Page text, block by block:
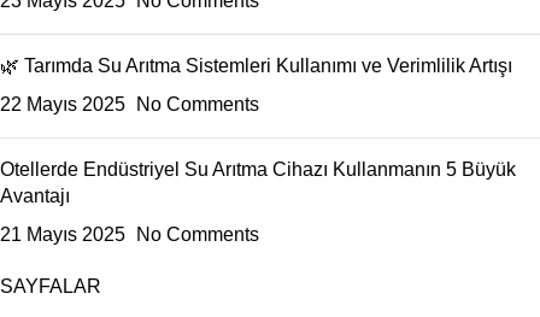
🌿 Tarımda Su Arıtma Sistemleri Kullanımı ve Verimlilik Artışı
22 Mayıs 2025
No Comments
Otellerde Endüstriyel Su Arıtma Cihazı Kullanmanın 5 Büyük
Avantajı
21 Mayıs 2025
No Comments
SAYFALAR